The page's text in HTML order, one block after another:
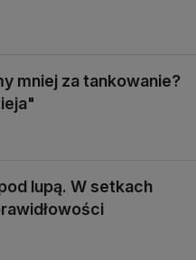
mniej za tankowanie?
lupą. W setkach